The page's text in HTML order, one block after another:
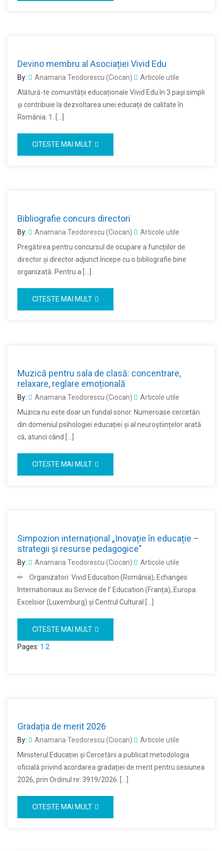
Devino membru al Asociației Vivid Edu
By: Anamaria Teodorescu (Ciocan)
Articole utile
Alătură-te comunității educaționale Vivid Edu în 3 pași simpli
și contribuie la dezvoltarea unei educații de calitate în
România: 1. […]
CITESTE MAI MULT
Bibliografie concurs directori
By: Anamaria Teodorescu (Ciocan)
Articole utile
Pregătirea pentru concursul de ocupare a funcțiilor de
director și director adjunct începe cu o bibliografie bine
organizată. Pentru a […]
CITESTE MAI MULT
Muzică pentru sala de clasă: concentrare,
relaxare, reglare emoțională
By: Anamaria Teodorescu (Ciocan)
Articole utile
Muzica nu este doar un fundal sonor. Numeroase cercetări
din domeniul psihologiei educației și al neuroștiințelor arată
că, atunci când […]
CITESTE MAI MULT
Simpozion internațional „Inovație în educație –
strategii și resurse pedagogice”
By: Anamaria Teodorescu (Ciocan)
Articole utile
✏ Organizatori: Vivid Education (România), Echanges
Internationaux au Service de l’ Education (Franța), Europa
Excelsior (Luxemburg) și Centrul Cultural […]
CITESTE MAI MULT
Pages: 1 2
Gradația de merit 2026
By: Anamaria Teodorescu (Ciocan)
Articole utile
Ministerul Educației și Cercetării a publicat metodologia
oficială privind acordarea gradației de merit pentru sesiunea
2026, prin Ordinul nr. 3919/2026. […]
CITESTE MAI MULT